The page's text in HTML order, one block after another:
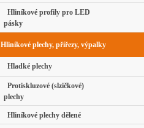
Hliníkové profily pro LED
pásky
Hliníkové plechy, přířezy, výpalky
Hladké plechy
Protiskluzové (slzičkové)
plechy
Hliníkové plechy dělené